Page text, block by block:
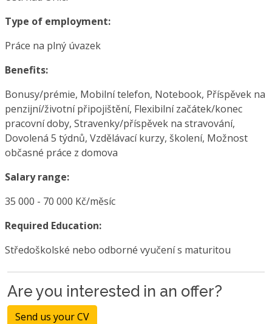
Type of employment:
Práce na plný úvazek
Benefits:
Bonusy/prémie, Mobilní telefon, Notebook, Příspěvek na
penzijní/životní připojištění, Flexibilní začátek/konec
pracovní doby, Stravenky/příspěvek na stravování,
Dovolená 5 týdnů, Vzdělávací kurzy, školení, Možnost
občasné práce z domova
Salary range:
35 000 - 70 000 Kč/měsíc
Required Education:
Středoškolské nebo odborné vyučení s maturitou
Are you interested in an offer?
Send us your CV